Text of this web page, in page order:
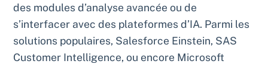
des modules d’analyse avancée ou de
s’interfacer avec des plateformes d’IA. Parmi les
solutions populaires, Salesforce Einstein, SAS
Customer Intelligence, ou encore Microsoft